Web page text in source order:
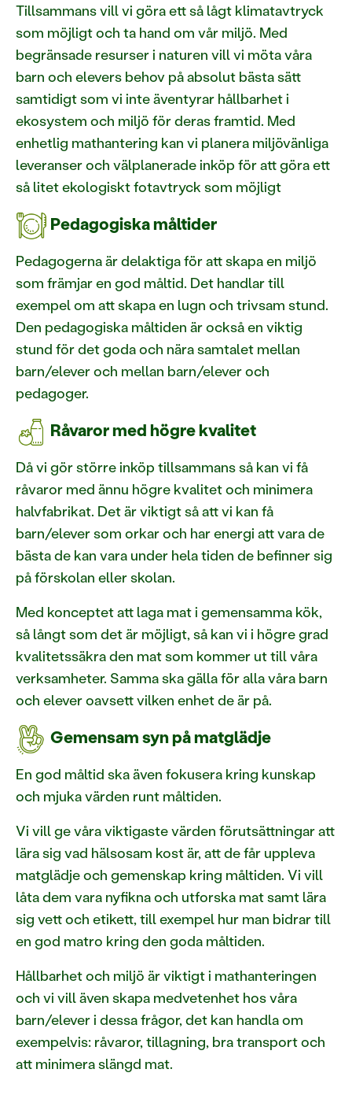
Tillsammans vill vi göra ett så lågt klimatavtryck
som möjligt och ta hand om vår miljö. Med
begränsade resurser i naturen vill vi möta våra
barn och elevers behov på absolut bästa sätt
samtidigt som vi inte äventyrar hållbarhet i
ekosystem och miljö för deras framtid. Med
enhetlig mathantering kan vi planera miljövänliga
leveranser och välplanerade inköp för att göra ett
så litet ekologiskt fotavtryck som möjligt
Pedagogiska måltider
Pedagogerna är delaktiga för att skapa en miljö
som främjar en god måltid. Det handlar till
exempel om att skapa en lugn och trivsam stund.
Den pedagogiska måltiden är också en viktig
stund för det goda och nära samtalet mellan
barn/elever och mellan barn/elever och
pedagoger.
Råvaror med högre kvalitet
Då vi gör större inköp tillsammans så kan vi få
råvaror med ännu högre kvalitet och minimera
halvfabrikat. Det är viktigt så att vi kan få
barn/elever som orkar och har energi att vara de
bästa de kan vara under hela tiden de befinner sig
på förskolan eller skolan.
Med konceptet att laga mat i gemensamma kök,
så långt som det är möjligt, så kan vi i högre grad
kvalitetssäkra den mat som kommer ut till våra
verksamheter. Samma ska gälla för alla våra barn
och elever oavsett vilken enhet de är på.
Gemensam syn på matglädje
En god måltid ska även fokusera kring kunskap
och mjuka värden runt måltiden.
Vi vill ge våra viktigaste värden förutsättningar att
lära sig vad hälsosam kost är, att de får uppleva
matglädje och gemenskap kring måltiden. Vi vill
låta dem vara nyfikna och utforska mat samt lära
sig vett och etikett, till exempel hur man bidrar till
en god matro kring den goda måltiden.
Hållbarhet och miljö är viktigt i mathanteringen
och vi vill även skapa medvetenhet hos våra
barn/elever i dessa frågor, det kan handla om
exempelvis: råvaror, tillagning, bra transport och
att minimera slängd mat.